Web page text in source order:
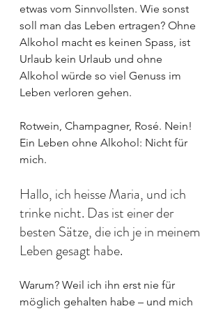
etwas vom Sinnvollsten. Wie sonst
soll man das Leben ertragen? Ohne
Alkohol macht es keinen Spass, ist
Urlaub kein Urlaub und ohne
Alkohol würde so viel Genuss im
Leben verloren gehen.
Rotwein, Champagner, Rosé. Nein!
Ein Leben ohne Alkohol: Nicht für
mich.
Hallo, ich heisse Maria, und ich
trinke nicht. Das ist einer der
besten Sätze, die ich je in meinem
Leben gesagt habe.
Warum? Weil ich ihn erst nie für
möglich gehalten habe – und mich